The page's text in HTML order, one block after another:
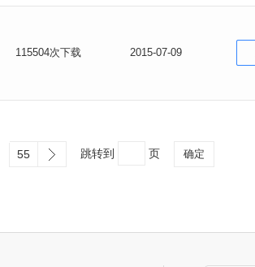
115504次下载 2015-07-09
55 跳转到 页 确定